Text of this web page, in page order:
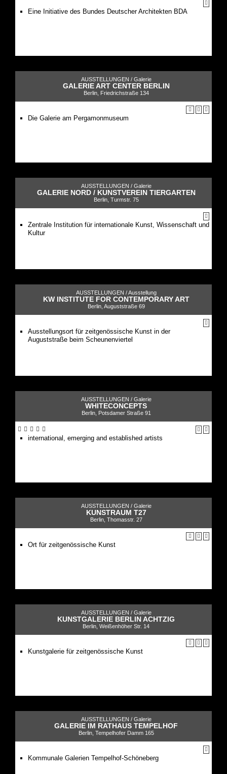
Eine Initiative des Bundes Deutscher Architekten BDA
AUSSTELLUNGEN / Galerie
GALERIE ART CENTER BERLIN
Berlin, Friedrichstraße 134
Die Galerie am Pergamonmuseum
AUSSTELLUNGEN / Galerie
GALERIE NORD / KUNSTVEREIN TIERGARTEN
Berlin, Turmstr. 75
Zentrale Institution für internationale Kunst, Wissenschaft und
Kultur
AUSSTELLUNGEN /Ausstellung
KW INSTITUTE FOR CONTEMPORARY ART
Berlin, Auguststraße 69
Ausstellungsort für zeitgenössische Kunst in der
Auguststraße beim Scheunenviertel
AUSSTELLUNGEN / Galerie
WHITECONCEPTS
Berlin, Potsdamer Straße 91
international, emerging and established artists
AUSSTELLUNGEN / Galerie
KUNSTRAUM T27
Berlin, Thomasstr. 27
Ort für zeitgenössische Kunst
AUSSTELLUNGEN / Galerie
KUNSTGALERIE BERLIN ACHTZIG
Berlin, Weißenhöher Str. 14
Kunstgalerie für zeitgenössische Kunst
AUSSTELLUNGEN / Galerie
GALERIE IM RATHAUS TEMPELHOF
Berlin, Tempelhofer Damm 165
Kommunale Galerien Tempelhof-Schöneberg